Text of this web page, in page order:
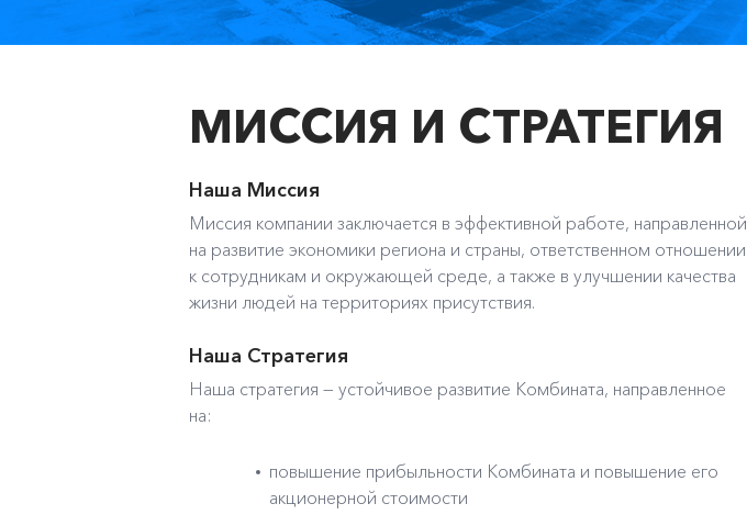
МИССИЯ И СТРАТЕГИЯ
Наша Миссия
Миссия компании заключается в эффективной работе, направленной
на развитие экономики региона и страны, ответственном отношении
к сотрудникам и окружающей среде, а также в улучшении качества
жизни людей на территориях присутствия.
Наша Стратегия
Наша стратегия — устойчивое развитие Комбината, направленное
на:
повышение прибыльности Комбината и повышение его
акционерной стоимости